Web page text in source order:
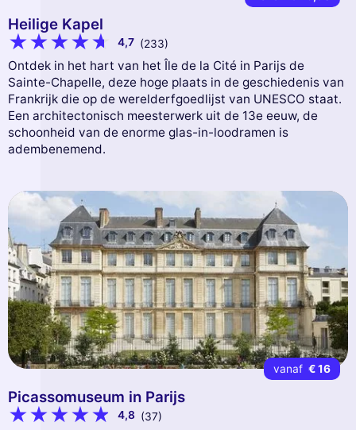
Heilige Kapel
4,7 (233)
Ontdek in het hart van het Île de la Cité in Parijs de
Sainte-Chapelle, deze hoge plaats in de geschiedenis van
Frankrijk die op de werelderfgoedlijst van UNESCO staat.
Een architectonisch meesterwerk uit de 13e eeuw, de
schoonheid van de enorme glas-in-loodramen is
adembenemend.
vanaf € 16
Picassomuseum in Parijs
4,8 (37)